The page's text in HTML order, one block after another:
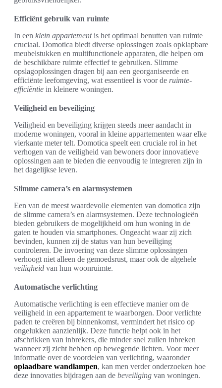
Efficiënt gebruik van ruimte
In een klein appartementis het optimaal benutten van ruimte
cruciaal. Domotica biedt diverse oplossingen zoals opklapbare
meubelstukken en multifunctionele apparaten, die helpen om
de beschikbare ruimte effectief te gebruiken. Slimme
opslagoplossingen dragen bij aan een georganiseerde en
efficiënte leefomgeving, wat essentieel is voor de ruimte-
efficiëntie in kleinere woningen.
Veiligheid en beveiliging
Veiligheid en beveiliging krijgen steeds meer aandacht in
moderne woningen, vooral in kleine appartementen waar elke
vierkante meter telt. Domotica speelt een cruciale rol in het
verhogen van de veiligheid van bewoners door innovatieve
oplossingen aan te bieden die eenvoudig te integreren zijn in
het dagelijkse leven.
Slimme camera’s en alarmsystemen
Een van de meest waardevolle elementen van domotica zijn
de slimme camera’s en alarmsystemen. Deze technologieën
bieden gebruikers de mogelijkheid om hun woning in de
gaten te houden via smartphones. Ongeacht waar zij zich
bevinden, kunnen zij de status van hun beveiliging
controleren. De invoering van deze slimme oplossingen
verhoogt niet alleen de gemoedsrust, maar ook de algehele
veiligheid van hun woonruimte.
Automatische verlichting
Automatische verlichting is een effectieve manier om de
veiligheid in een appartement te waarborgen. Door verlichte
paden te creëren bij binnenkomst, vermindert het risico op
ongelukken aanzienlijk. Deze functie helpt ook in het
afschrikken van inbrekers, die minder snel zullen inbreken
wanneer zij zicht hebben op bewegende lichten. Voor meer
informatie over de voordelen van verlichting, waaronder
oplaadbare wandlampen, kan men verder onderzoeken hoe
deze innovaties bijdragen aan de beveiliging van woningen.